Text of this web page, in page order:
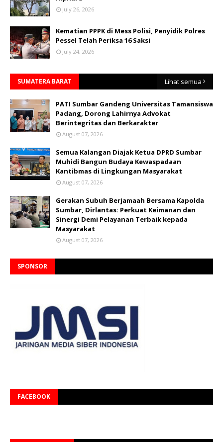
July 26, 2026
Kematian PPPK di Mess Polisi, Penyidik Polres
Pessel Telah Periksa 16 Saksi
July 24, 2026
SUMATERA BARAT Lihat semua
PATI Sumbar Gandeng Universitas Tamansiswa
Padang, Dorong Lahirnya Advokat
Berintegritas dan Berkarakter
August 07, 2026
Semua Kalangan Diajak Ketua DPRD Sumbar
Muhidi Bangun Budaya Kewaspadaan
Kantibmas di Lingkungan Masyarakat
August 07, 2026
Gerakan Subuh Berjamaah Bersama Kapolda
Sumbar, Dirlantas: Perkuat Keimanan dan
Sinergi Demi Pelayanan Terbaik kepada
Masyarakat
August 07, 2026
SPONSOR
FACEBOOK